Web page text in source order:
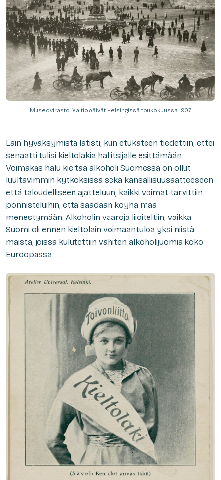
Museovirasto, Valtiopäivät Helsingissä toukokuussa 1907.
Lain hyväksymistä latisti, kun etukäteen tiedettiin, ettei
senaatti tulisi kieltolakia hallitsijalle esittämään.
Voimakas halu kieltää alkoholi Suomessa on ollut
luultavimmin kytköksissä sekä kansallisuusaatteeseen
että taloudelliseen ajatteluun, kaikki voimat tarvittiin
ponnisteluihin, että saadaan köyhä maa
menestymään. Alkoholin vaaroja liioiteltiin, vaikka
Suomi oli ennen kieltolain voimaantuloa yksi niistä
maista, joissa kulutettiin vähiten alkoholijuomia koko
Euroopassa.